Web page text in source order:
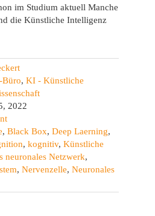
im Studium aktuell Manche
die Künstliche Intelligenz
Büro, KI - Künstliche
2022
, Black Box, Deep Laerning,
, kognitiv, Künstliche
neuronales Netzwerk,
, Nervenzelle, Neuronales